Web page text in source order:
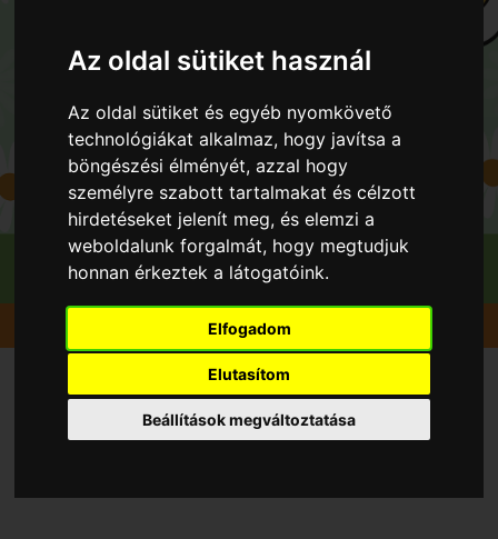
Az oldal sütiket használ
Az oldal sütiket és egyéb nyomkövető
technológiákat alkalmaz, hogy javítsa a
böngészési élményét, azzal hogy
személyre szabott tartalmakat és célzott
hirdetéseket jelenít meg, és elemzi a
weboldalunk forgalmát, hogy megtudjuk
honnan érkeztek a látogatóink.
Elfogadom
Elutasítom
Beállítások megváltoztatása
Mandula Budatétény 1